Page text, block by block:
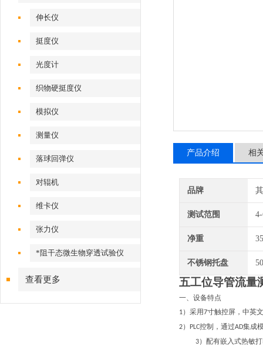
伸长仪
挺度仪
光度计
织物硬挺度仪
模拟仪
测量仪
落球回弹仪
对辊机
维卡仪
张力仪
*阻干态微生物穿透试验仪
查看更多
产品介绍 相
品牌
测试范围
净重
不锈钢托盘
五工位导管流量
一、设备特点
1） 采用7寸触控屏，中英
2） PLC控制，通过AD集成
3）配有嵌入式热敏